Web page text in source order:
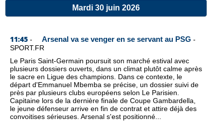
Mardi 30 juin 2026
11:45 - Arsenal va se venger en se servant au PSG -
SPORT.FR
Le Paris Saint-Germain poursuit son marché estival avec
plusieurs dossiers ouverts, dans un climat plutôt calme après
le sacre en Ligue des champions. Dans ce contexte, le
départ d'Emmanuel Mbemba se précise, un dossier suivi de
près par plusieurs clubs européens selon Le Parisien.
Capitaine lors de la dernière finale de Coupe Gambardella,
le jeune défenseur arrive en fin de contrat et attire déjà des
convoitises sérieuses. Arsenal s'est positionné...